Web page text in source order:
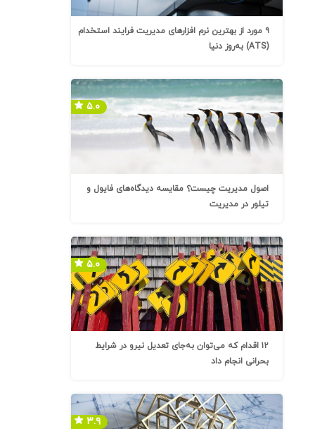
۹ مورد از بهترین نرم افزارهای مدیریت فرایند استخدام
(ATS) به‌روز دنیا
اصول مدیریت چیست؟ مقایسه دیدگاه‌های فایول و
تیلور در مدیریت
۵.۰
۱۲ اقدام که می‌توان به‌جای تعدیل نیرو در شرایط
بحرانی انجام داد
۵.۰
۳.۹